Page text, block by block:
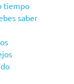
tiempo
saber